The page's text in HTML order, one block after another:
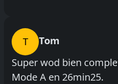
T
Tom
Super wod bien
Mode A en 26min25.